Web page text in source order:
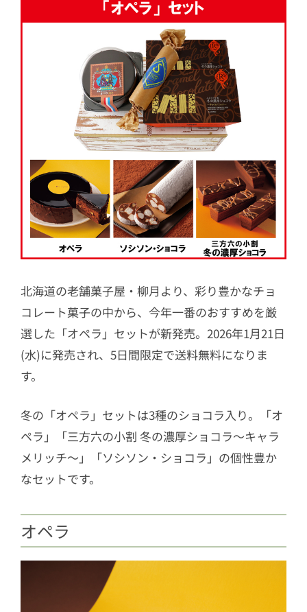
北海道の老舗菓子屋・柳月より、彩り豊かなチョ
コレート菓子の中から、今年一番のおすすめを厳
選した「オペラ」セットが新発売。2026年1月21日
(水)に発売され、5日間限定で送料無料になりま
す。
冬の「オペラ」セットは3種のショコラ入り。「オ
ペラ」「三方六の小割 冬の濃厚ショコラ～キャラ
メリッチ～」「ソシソン・ショコラ」の個性豊か
なセットです。
オペラ